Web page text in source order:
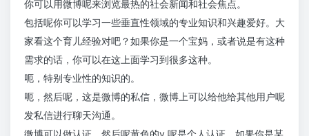
你可以用微博呢来浏览最热的社会新闻和社会焦点。
包括呢你可以学习一些垂直性领域的专业知识和兴趣爱好。大
家看这个育儿经验对吧？如果你是一个宝妈，或者说是有这种
需求的话，你可以在这上面学习到很多这种。
呃，特别专业性的知识的。
呃，然后呢，这是微博的私信，微博上可以给他给其他用户呢
发私信进行聊天沟通。